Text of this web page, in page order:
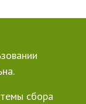
сбора